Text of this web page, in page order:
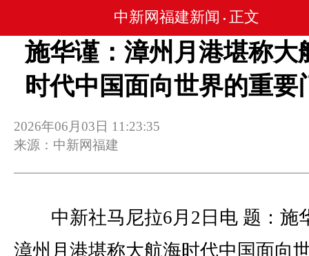
中新网福建新闻 • 正文
施华谨：漳州月港堪称大
时代中国面向世界的重要
2026年06月03日 11:23:35
来源：中新网福建
中新社马尼拉6月2日电 题：施
漳州月港堪称大航海时代中国面向